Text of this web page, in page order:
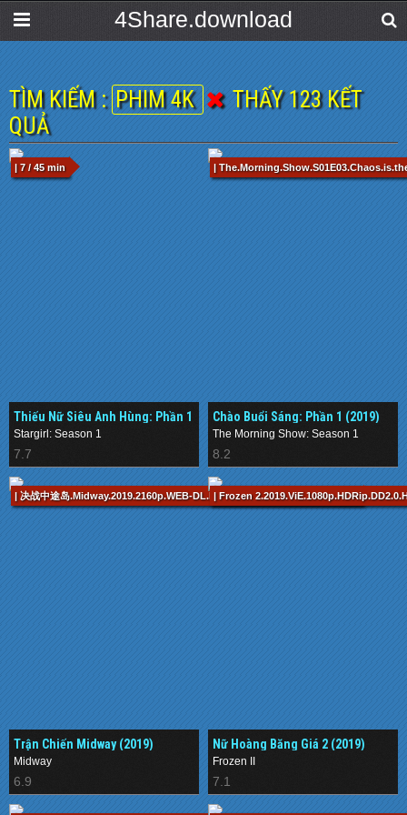
4Share.download
TÌM KIẾM : PHIM 4K
THẤY 123 KẾT
QUẢ
| 7 / 45 min
Thiếu Nữ Siêu Anh Hùng: Phần 1
(2020–)
Stargirl: Season 1
7.7
|
Chào Buổi Sáng: Phần 1 (2019)
The Morning Show: Season 1
8.2
| 决战中途岛.Midway.2019.2160p.WEB-DL.H265.AAC-OurTV.mp4 / 138 min
Trận Chiến Midway (2019)
Midway
6.9
| Frozen
Nữ Hoàng Băng Giá 2 (2019)
Frozen II
7.1